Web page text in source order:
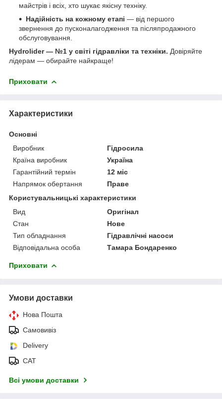
майстрів і всіх, хто шукає якісну техніку.
Надійність на кожному етапі — від першого
звернення до пусконалагодження та післяпродажного
обслуговування.
Hydrolider — №1 у світі гідравліки та техніки. Довіряйте
лідерам — обирайте найкраще!
Приховати
Характеристики
Основні
Виробник
Гідросила
Країна виробник
Україна
Гарантійний термін
12 міс
Напрямок обертання
Праве
Користувальницькі характеристики
Вид
Оригінал
Стан
Нове
Тип обладнання
Гідравлічні насоси
Відповідальна особа
Тамара Бондаренко
Приховати
Умови доставки
Нова Пошта
Самовивіз
Delivery
САТ
Всі умови доставки